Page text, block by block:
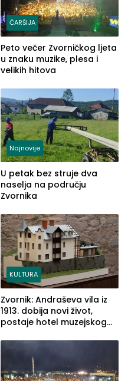
ČARŠIJA
Peto večer Zvorničkog ljeta
u znaku muzike, plesa i
velikih hitova
Najnovije
U petak bez struje dva
naselja na području
Zvornika
KULTURA
Zvornik: Andraševa vila iz
1913. dobija novi život,
postaje hotel muzejskog